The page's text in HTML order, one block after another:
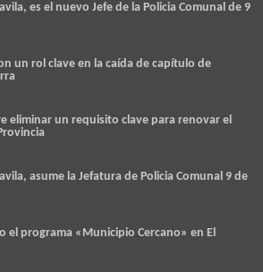
es el nuevo Jefe de la Policia Comunal de 9
un rol clave en la caída de capítulo de
eliminar un requisito clave para renovar el
asume la Jefatura de Policia Comunal 9 de
el programa «Municipio Cercano» en El